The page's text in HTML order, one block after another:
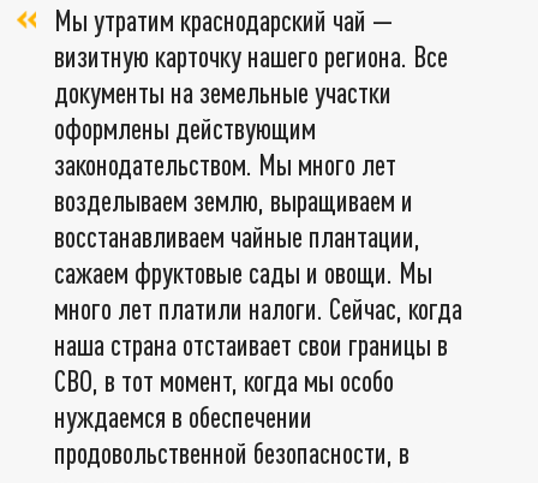
Мы утратим краснодарский чай —
визитную карточку нашего региона. Все
документы на земельные участки
оформлены действующим
законодательством. Мы много лет
возделываем землю, выращиваем и
восстанавливаем чайные плантации,
сажаем фруктовые сады и овощи. Мы
много лет платили налоги. Сейчас, когда
наша страна отстаивает свои границы в
СВО, в тот момент, когда мы особо
нуждаемся в обеспечении
продовольственной безопасности, в